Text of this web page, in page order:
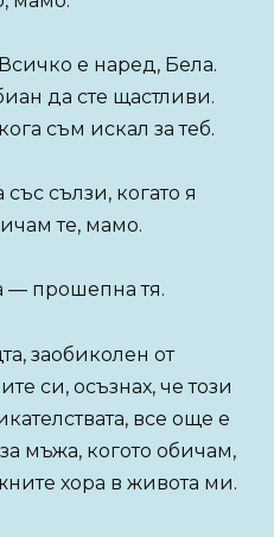
е наред, Бела.
да сте щастливи.
съм искал за теб.
сълзи, когато я
те, мамо.
— прошепна тя.
заобиколен от
си, осъзнах, че този
все още е
мъжа, когото обичам,
хора в живота ми.